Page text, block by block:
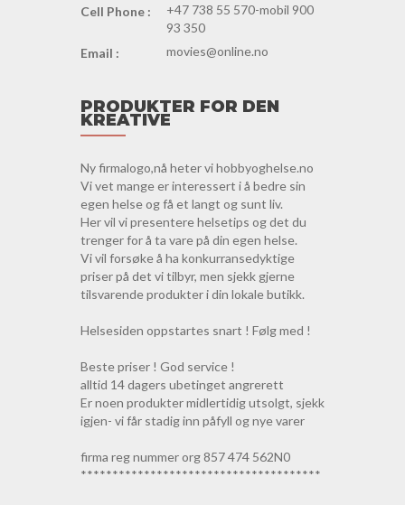
Cell Phone :
+47 738 55 570-mobil 900
93 350
Email :
movies@online.no
PRODUKTER FOR DEN
KREATIVE
Ny firmalogo,nå heter vi hobbyoghelse.no
Vi vet mange er interessert i å bedre sin
egen helse og få et langt og sunt liv.
Her vil vi presentere helsetips og det du
trenger for å ta vare på din egen helse.
Vi vil forsøke å ha konkurransedyktige
priser på det vi tilbyr, men sjekk gjerne
tilsvarende produkter i din lokale butikk.
Helsesiden oppstartes snart ! Følg med !
Beste priser ! God service !
alltid 14 dagers ubetinget angrerett
Er noen produkter midlertidig utsolgt, sjekk
igjen- vi får stadig inn påfyll og nye varer
firma reg nummer org 857 474 562N0
**************************************